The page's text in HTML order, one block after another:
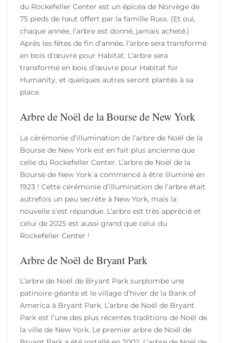
du Rockefeller Center est un épicéa de Norvège de
75 pieds de haut offert par la famille Russ. (Et oui,
chaque année, l’arbre est donné, jamais acheté.)
Après les fêtes de fin d’année, l’arbre sera transformé
en bois d’œuvre pour Habitat. L’arbre sera
transformé en bois d’œuvre pour Habitat for
Humanity, et quelques autres seront plantés à sa
place.
Arbre de Noël de la Bourse de New York
La cérémonie d’illumination de l’arbre de Noël de la
Bourse de New York est en fait plus ancienne que
celle du Rockefeller Center. L’arbre de Noël de la
Bourse de New York a commencé à être illuminé en
1923 ! Cette cérémonie d’illumination de l’arbre était
autrefois un peu secrète à New York, mais la
nouvelle s’est répandue. L’arbre est très apprécié et
celui de 2025 est aussi grand que celui du
Rockefeller Center !
Arbre de Noël de Bryant Park
L’arbre de Noël de Bryant Park surplombe une
patinoire géante et le village d’hiver de la Bank of
America à Bryant Park. L’arbre de Noël de Bryant
Park est l’une des plus récentes traditions de Noël de
la ville de New York. Le premier arbre de Noël de